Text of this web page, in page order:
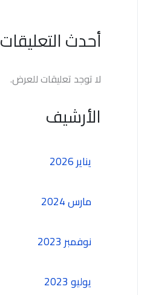
أحدث التعليقات
لا توجد تعليقات للعرض.
الأرشيف
يناير 2026
مارس 2024
نوفمبر 2023
يوليو 2023